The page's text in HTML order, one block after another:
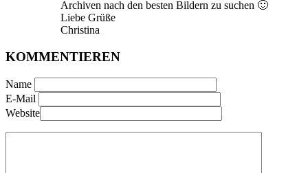
Archiven nach den besten Bildern zu suchen 🙂
Liebe Grüße
Christina
KOMMENTIEREN
Name
E-Mail
Website